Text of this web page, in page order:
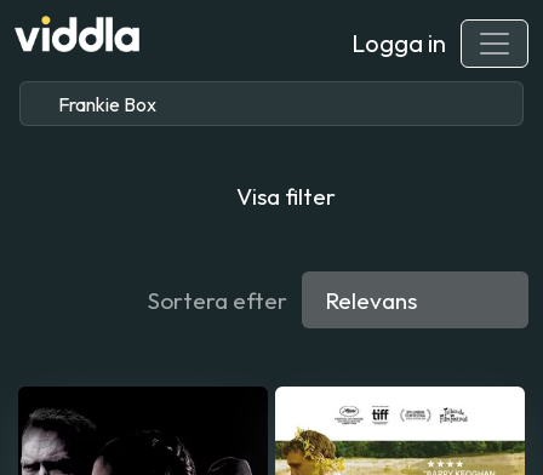
Logga in
Visa filter
Sortera efter